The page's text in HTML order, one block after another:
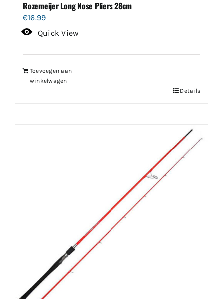
Rozemeijer Long Nose Pliers 28cm
€16.99
Quick View
Toevoegen aan
winkelwagen
Details